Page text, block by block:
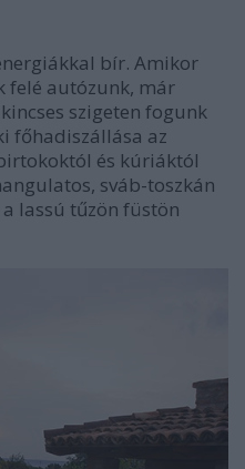
bír. Amikor
felé autózunk, már
szigeten fogunk
főhadiszállása az
és kúriáktól
sváb-toszkán
lassú tűzön füstön